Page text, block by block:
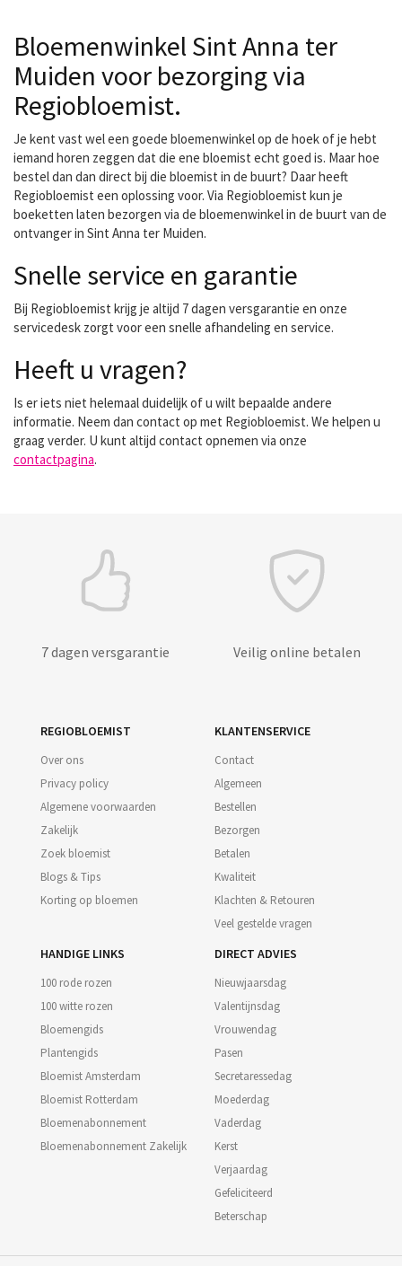
Bloemenwinkel Sint Anna ter
Muiden voor bezorging via
Regiobloemist.
Je kent vast wel een goede bloemenwinkel op de hoek of je hebt
iemand horen zeggen dat die ene bloemist echt goed is. Maar hoe
bestel dan dan direct bij die bloemist in de buurt? Daar heeft
Regiobloemist een oplossing voor. Via Regiobloemist kun je
boeketten laten bezorgen via de bloemenwinkel in de buurt van de
ontvanger in Sint Anna ter Muiden.
Snelle service en garantie
Bij Regiobloemist krijg je altijd 7 dagen versgarantie en onze
servicedesk zorgt voor een snelle afhandeling en service.
Heeft u vragen?
Is er iets niet helemaal duidelijk of u wilt bepaalde andere
informatie. Neem dan contact op met Regiobloemist. We helpen u
graag verder. U kunt altijd contact opnemen via onze
contactpagina.
7 dagen versgarantie Veilig online betalen
REGIOBLOEMIST
Over ons
Privacy policy
Algemene voorwaarden
Zakelijk
Zoek bloemist
Blogs & Tips
Korting op bloemen
KLANTENSERVICE
Contact
Algemeen
Bestellen
Bezorgen
Betalen
Kwaliteit
Klachten & Retouren
Veel gestelde vragen
HANDIGE LINKS
100 rode rozen
100 witte rozen
Bloemengids
Plantengids
Bloemist Amsterdam
Bloemist Rotterdam
Bloemenabonnement
Bloemenabonnement Zakelijk
DIRECT ADVIES
Nieuwjaarsdag
Valentijnsdag
Vrouwendag
Pasen
Secretaressedag
Moederdag
Vaderdag
Kerst
Verjaardag
Gefeliciteerd
Beterschap